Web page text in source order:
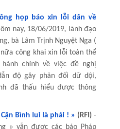
họp báo xin lỗi dân về
nay, 18/06/2019, lãnh đạo
bà Lâm Trịnh Nguyệt Nga (
công khai xin lỗi toàn thể
chính về việc đề nghị
độ gây phản đối dữ dội,
đã thấu hiểu được thông
Bình lui là phải ! » (RFI) -
» vẫn được các báo Pháp